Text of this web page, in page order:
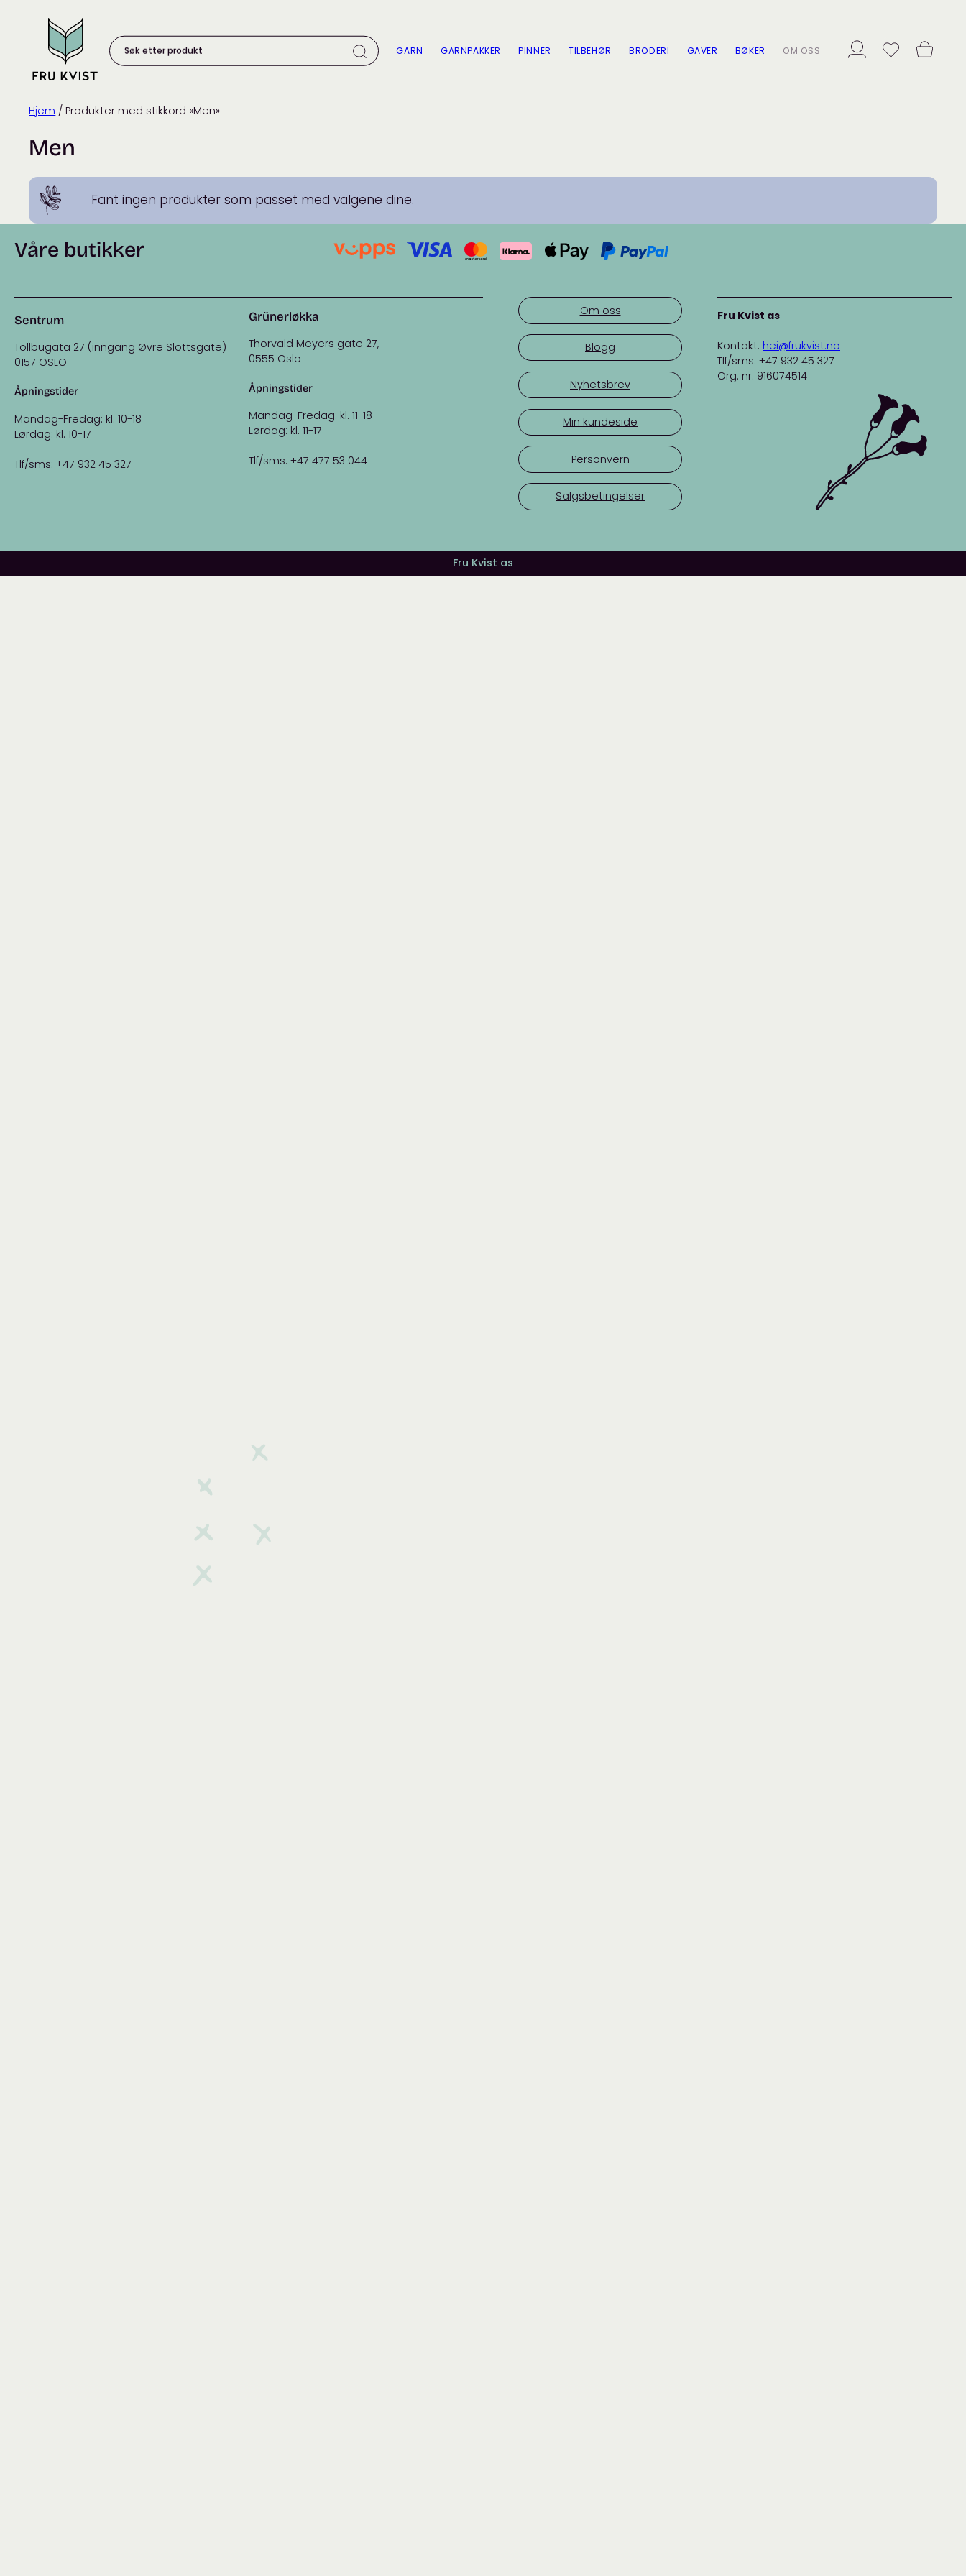
content
etter
produkt:
GARN GARNPAKKER PINNER TILBEHØR BRODERI GAVER BØKER OM OSS
Hjem / Produkter med stikkord «Men»
Men
Fant ingen produkter som passet med valgene dine.
Våre butikker
Sentrum
Tollbugata 27 (inngang Øvre Slottsgate)
0157 OSLO
Åpningstider
Mandag-Fredag: kl. 10-18
Lørdag: kl. 10-17
Tlf/sms: +47 932 45 327
Grünerløkka
Thorvald Meyers gate 27,
0555 Oslo
Åpningstider
Mandag-Fredag: kl. 11-18
Lørdag: kl. 11-17
Tlf/sms: +47 477 53 044
Om oss
Blogg
Nyhetsbrev
Min kundeside
Personvern
Salgsbetingelser
Fru Kvist as
Kontakt: hei@frukvist.no
Tlf/sms: +47 932 45 327
Org. nr. 916074514
Fru Kvist as